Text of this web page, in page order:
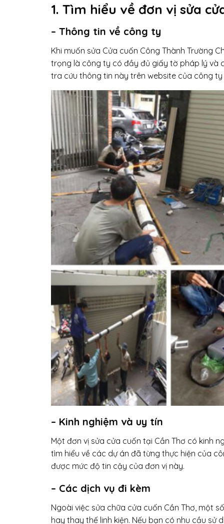
1. Tìm hiểu về đơn vị sửa
– Thông tin về công ty
Khi muốn sửa Cửa cuốn Công Thành Trường
trọng là công ty có đầy đủ giấy tờ pháp lý và
tra cứu thông tin này trên website của công
– Kinh nghiệm và uy tín
Một đơn vị sửa cửa cuốn tại Cần Thơ có kinh
tìm hiểu về các dự án đã từng thực hiện của
được mức độ tin cậy của đơn vị này.
– Các dịch vụ đi kèm
Ngoài việc sửa chữa cửa cuốn Cần Thơ, một
hay thay thế linh kiện. Nếu bạn có nhu cầu